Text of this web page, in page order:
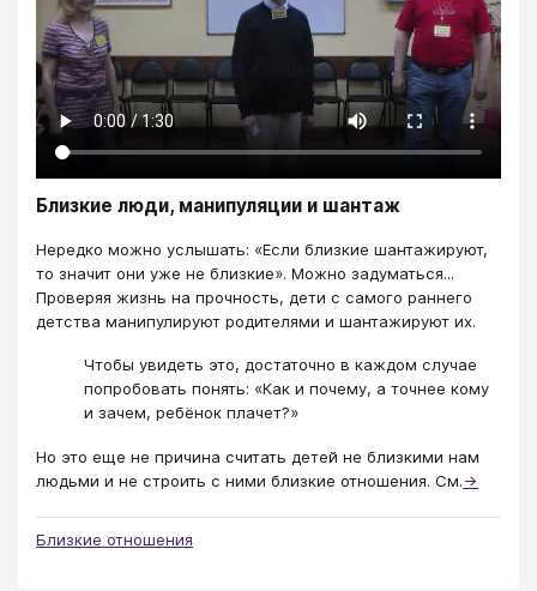
Близкие люди, манипуляции и шантаж
Нередко можно услышать: «Если близкие шантажируют,
то значит они уже не близкие». Можно задуматься...
Проверяя жизнь на прочность, дети с самого раннего
детства манипулируют родителями и шантажируют их.
Чтобы увидеть это, достаточно в каждом случае
попробовать понять: «Как и почему, а точнее кому
и зачем, ребёнок плачет?»
Но это еще не причина считать детей не близкими нам
людьми и не строить с ними близкие отношения. См.→
Близкие отношения